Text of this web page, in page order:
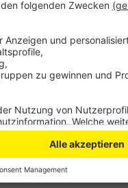
Leverkusen zudem auf